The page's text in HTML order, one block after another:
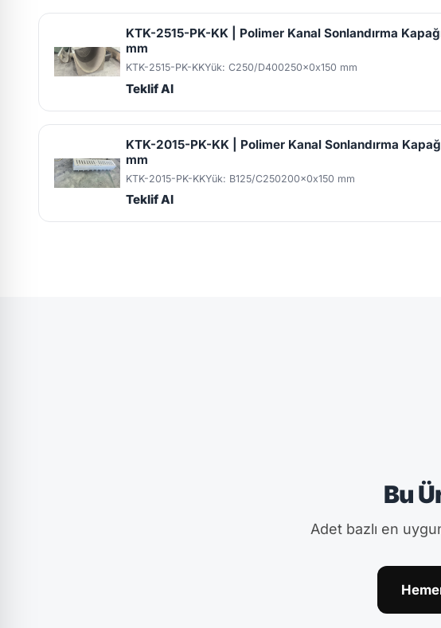
KTK-2515-PK-KK | Polimer Kanal Sonlandırma
mm
KTK-2515-PK-KKYük: C250/D400250x0x150 mm
Teklif Al
KTK-2015-PK-KK | Polimer Kanal Sonlandırma
mm
KTK-2015-PK-KKYük: B125/C250200x0x150 mm
Teklif Al
Bu
Adet bazlı en